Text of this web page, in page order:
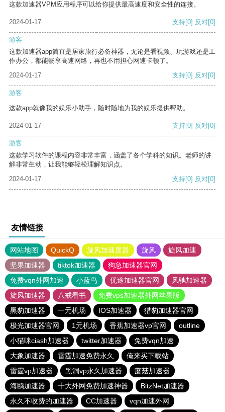
这款加速器VPM应用程序可以给你提供最高速度和安全性的连接。
2024-01-17 支持[0] 反对[0]
游客
这款加速器app简直是居家旅行必备神器，无论是看视频、玩游戏还是工
作办公，都能畅享高速网络，再也不用担心网速卡顿了。
2024-01-17
支持[0] 反对[0]
游客
这款app就像我的娱乐小助手，随时随地为我的娱乐提供帮助。
2024-01-17 支持[0] 反对[0]
游客
这款学习软件的课程内容非常丰富，涵盖了各个学科的知识。老师的讲
解非常生动，让我能够轻松理解知识点。
2024-01-17
支持[0] 反对[0]
友情链接
网站地图 QuickQ 旋风加速度器 旋风
旋风加速
坚果加速器
tiktok加速器
狗急加速器官网
免费vqn外网加速
小蓝鸟 优途加速器官网
风驰加速器
旋风加速器
八戒看书
免费vps加速器外网苹果版
黑豹加速器
一元机场 IOS加速器
猎豹加速器官网
极光加速器官网
1元机场 香蕉加速器vp官网
outline
小猫咪ciash加速器
twitter加速器
免费vqn加速
大象加速器
雷霆加速免费永久
俺来买下载站
雷霆vp加速器
黑洞vp永久加速器
蘑菇加速器
海鸥加速器
十大外网免费加速神器
BitzNet加速器
永久不收费的加速器
CC加速器 vqn加速外网